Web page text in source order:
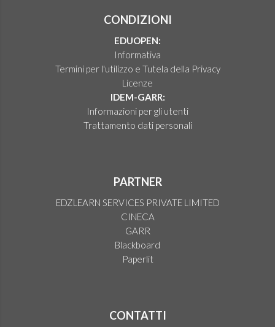
CONDIZIONI
EDUOPEN:
Informativa
Termini per l'utilizzo e Tutela della Privacy
Licenze
IDEM-GARR:
Informazioni per gli utenti
Trattamento dati personali
PARTNER
EDZLEARN SERVICES PRIVATE LIMITED
CINECA
GARR
Blackboard
Paperlit
CONTATTI